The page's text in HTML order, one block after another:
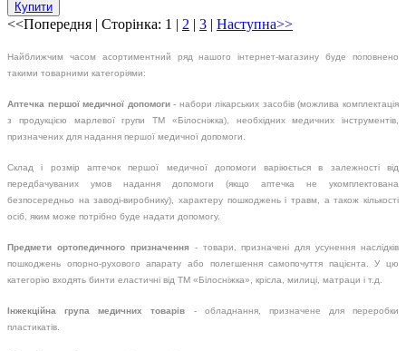
Купити
<<Попередня | Сторінка: 1 | 2 | 3 | Наступна>>
Найближчим часом асортиментний ряд нашого інтернет-магазину буде поповнено
такими товарними категоріями:
Аптечка першої медичної допомоги- набори лікарських засобів (можлива комплектація
з продукцією марлевої групи ТМ «Білосніжка), необхідних медичних інструментів,
призначених для надання першої медичної допомоги.
Склад і розмір аптечок першої медичної допомоги варіюється в залежності від
передбачуваних умов надання допомоги (якщо аптечка не укомплектована
безпосередньо на заводі-виробнику), характеру пошкоджень і травм, а також кількості
осіб, яким може потрібно буде надати допомогу.
Предмети ортопедичного призначення - товари, призначені для усунення наслідків
пошкоджень опорно-рухового апарату або полегшення самопочуття пацієнта. У цю
категорію входять бинти еластичні від ТМ «Білосніжка», крісла, милиці, матраци і т.д.
Інжекційна група медичних товарів - обладнання, призначене для переробки
пластикатів.